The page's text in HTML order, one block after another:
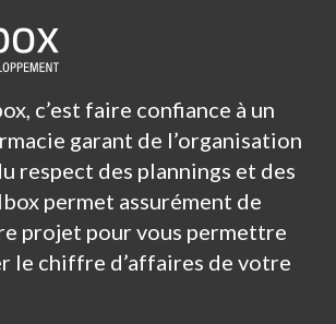
c’est faire confiance à un
garant de l’organisation
respect des plannings et des
permet assurément de
projet pour vous permettre
le chiffre d’affaires de votre